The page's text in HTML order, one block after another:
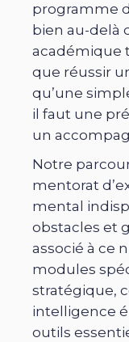
programme
bien au-delà
académique
que réussir
qu’une
il faut une
un
Notre
mentorat
mental
obstacles et
associé à ce
modules
stratégique,
intelligence
outils